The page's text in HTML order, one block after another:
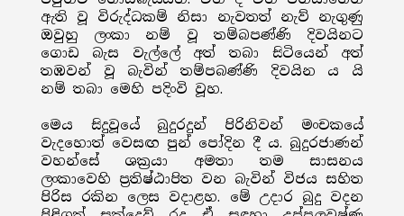
ඇති වූ විරුද්ධකම් නිසා නැවතත් නැව් නැගුණු
ඔවුහු ලංකා නම් වූ තම්බපණ්ණි දිවයිනට
ගොඩ බැස වැල්ලේ අත් තබා සිටියෙන් අත්
තඹවන් වූ බැවින් තම්පබණ්ණි දිවයින ය යි
නම් තබා මෙහි පදිංවි වූහ.
මෙය සිදුවූයේ බුදුරදුන් පිරිනිවන් මංචකයේ
වැදහොත් වෙසඟ පුන් පෝදින දී ය. බුදුරජාණන්
වහන්සේ ශක්‍රයා අමතා තම සාසනය
ලංකාවෙහි ප්‍රතිෂ්ඨාපිත වන බැවින් විජය සහිත
පිරිස රකින ලෙස වදාළහ. මේ උදාර බුදු වදන